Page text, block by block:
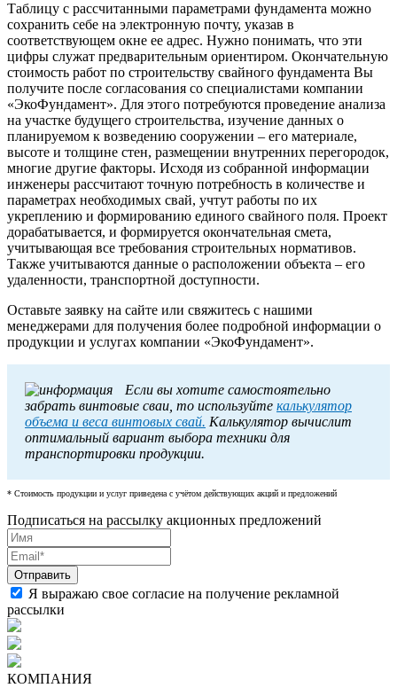
Таблицу с рассчитанными параметрами фундамента можно
сохранить себе на электронную почту, указав в
соответствующем окне ее адрес. Нужно понимать, что эти
цифры служат предварительным ориентиром. Окончательную
стоимость работ по строительству свайного фундамента Вы
получите после согласования со специалистами компании
«ЭкоФундамент». Для этого потребуются проведение анализа
на участке будущего строительства, изучение данных о
планируемом к возведению сооружении – его материале,
высоте и толщине стен, размещении внутренних перегородок,
многие другие факторы. Исходя из собранной информации
инженеры рассчитают точную потребность в количестве и
параметрах необходимых свай, учтут работы по их
укреплению и формированию единого свайного поля. Проект
дорабатывается, и формируется окончательная смета,
учитывающая все требования строительных нормативов.
Также учитываются данные о расположении объекта – его
удаленности, транспортной доступности.
Оставьте заявку на сайте или свяжитесь с нашими
менеджерами для получения более подробной информации о
продукции и услугах компании «ЭкоФундамент».
Если вы хотите самостоятельно
забрать винтовые сваи, то используйте калькулятор
объема и веса винтовых свай. Калькулятор вычислит
оптимальный вариант выбора техники для
транспортировки продукции.
* Стоимость продукции и услуг приведена с учётом действующих акций и предложений
Подписаться на рассылку акционных предложений
Я выражаю свое согласие на получение рекламной
рассылки
КОМПАНИЯ